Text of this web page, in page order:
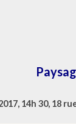
14h 30, 18